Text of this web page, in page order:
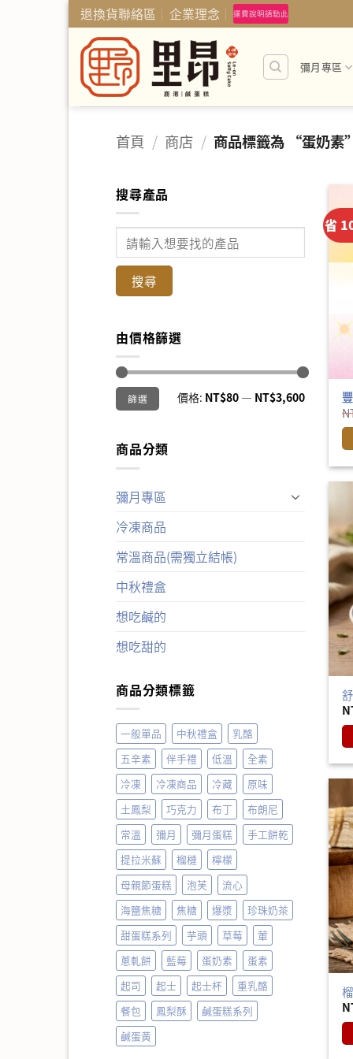
Skip
to
content
退換貨聯絡區 企業理念 運費說明請點此
彌月專區
首頁 / 商店 / 商品標籤為 “蛋奶
搜尋產品
尋
產
品：
由價格篩選
最
價
最
價
篩選 價格: NT$80 — NT$3,600
商品分類
彌月專區
冷凍商品
常溫商品(需獨立結帳)
中秋禮盒
想吃鹹的
想吃甜的
商品分類標籤
一般單品 中秋禮盒
乳酪
五辛素
伴手禮 低溫
全素
冷凍
冷凍商品 冷藏
原味
土鳳梨
巧克力 布丁
布朗尼
常溫
彌月 彌月蛋糕
手工餅乾
提拉米蘇
榴槤
檸檬
母親節蛋糕
泡芙
流心
海鹽焦糖
焦糖 爆漿
珍珠奶茶
甜蛋糕系列
芋頭 草莓
葷
蔥軋餅
藍莓 蛋奶素
蛋素
起司
起士 起士杯
重乳酪
餐包
鳳梨酥
鹹蛋糕系列
鹹蛋黃
省